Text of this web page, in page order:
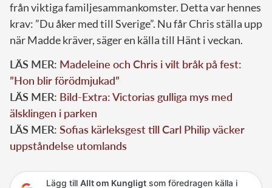
från viktiga familjesammankomster. Detta var hennes
krav: ”Du åker med till Sverige”. Nu får Chris ställa upp
när Madde kräver, säger en källa till Hänt i veckan.
LÄS MER: Madeleine och Chris i vilt bråk på fest:
”Hon blir förödmjukad”
LÄS MER: Bild-Extra: Victorias gulliga mys med
älsklingen i parken
LÄS MER: Sofias kärleksgest till Carl Philip väcker
uppståndelse utomlands
Lägg till Allt om Kungligtsom föredragen källa i